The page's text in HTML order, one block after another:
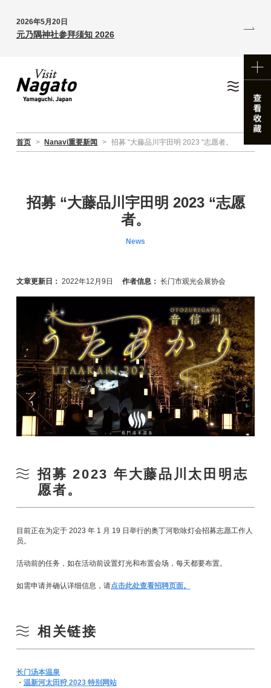
2026年5月20日
元乃隅神社参拜须知 2026
首页 > Nanavi重要新闻 > 招募 “大藤品川宇田明 2023 “志愿者。
招募 “大藤品川宇田明 2023 “志愿
者。
News
文章更新日： 2022年12月9日 作者信息： 长门市观光会展协会
招募 2023 年大藤品川太田明志
愿者。
目前正在为定于 2023 年 1 月 19 日举行的奥丁河歌咏灯会招募志愿工作人
员。
活动前的任务，如在活动前设置灯光和布置会场，每天都要布置。
如需申请并确认详细信息，请点击此处查看招聘页面。
相关链接
长门汤本温泉
・ 温新河太田狩 2023 特别网站